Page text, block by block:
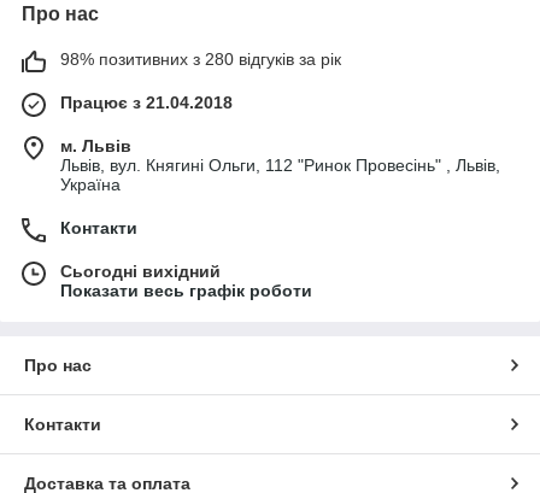
Про нас
98% позитивних з 280 відгуків за рік
Працює з 21.04.2018
м. Львів
Львів, вул. Княгині Ольги, 112 "Ринок Провесінь" , Львів,
Україна
Контакти
Сьогодні вихідний
Показати весь графік роботи
Про нас
Контакти
Доставка та оплата